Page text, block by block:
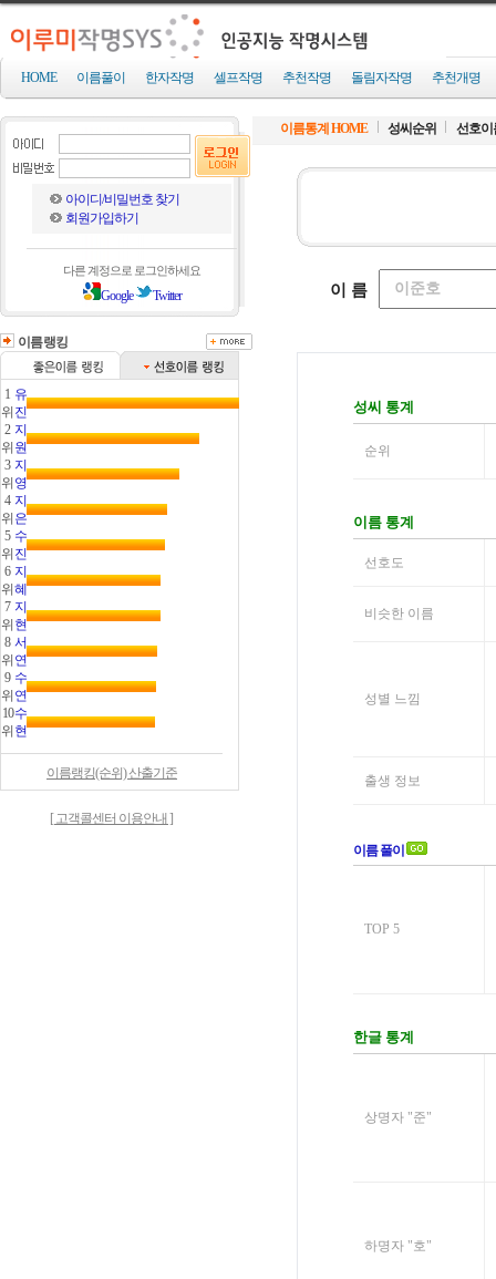
HOME 이름풀이 한자작명 셀프작명 추천작명 돌림자작명 추천개명
아이디/비밀번호 찾기
회원가입하기
다른 계정으로 로그인하세요
Google Twitter
이름랭킹
1
위
유
진
2
위
지
원
3
위
지
영
4
위
지
은
5
위
수
진
6
위
지
혜
7
위
지
현
8
위
서
연
9
위
수
연
10
위
수
현
이름랭킹(순위) 산출기준
[ 고객콜센터 이용안내 ]
이름통계 HOME 성씨순위 선호